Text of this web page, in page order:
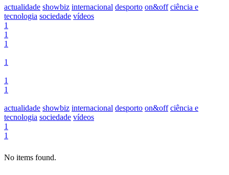
actualidade showbiz internacional desporto on&off ciência e
tecnologia sociedade vídeos
1
1
1
1
1
1
actualidade showbiz internacional desporto on&off ciência e
tecnologia sociedade vídeos
1
1
No items found.